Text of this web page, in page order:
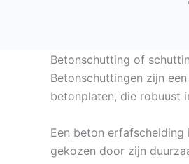
Betonschutting of
Betonschuttingen zijn
betonplaten, die robuust
Een beton
gekozen door zijn